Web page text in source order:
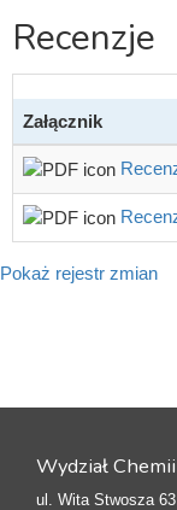
Recenzje
Załącznik
Pokaż rejestr zmian
Wydział
ul. Wita Stwosza 63